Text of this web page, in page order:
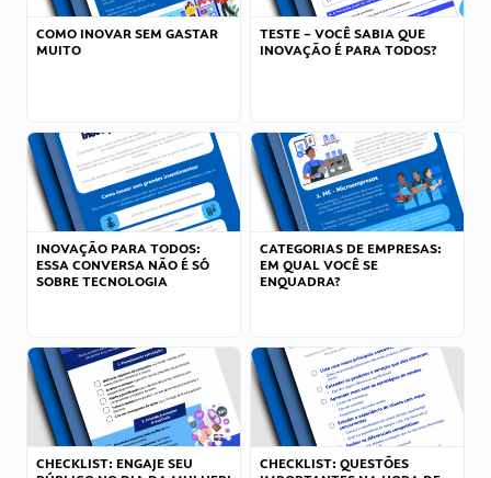
COMO INOVAR SEM GASTAR
MUITO
TESTE – VOCÊ SABIA QUE
INOVAÇÃO É PARA TODOS?
INOVAÇÃO PARA TODOS:
ESSA CONVERSA NÃO É SÓ
SOBRE TECNOLOGIA
CATEGORIAS DE EMPRESAS:
EM QUAL VOCÊ SE
ENQUADRA?
CHECKLIST: ENGAJE SEU
CHECKLIST: QUESTÕES